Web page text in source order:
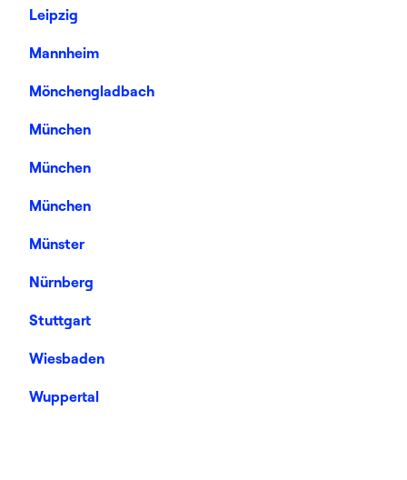
Leipzig
Mannheim
Mönchengladbach
München
München
München
Münster
Nürnberg
Stuttgart
Wiesbaden
Wuppertal